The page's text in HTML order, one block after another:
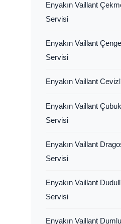
Enyakın Vaillant
Servisi
Enyakın Vaillant
Servisi
Enyakın Vaillant
Enyakın Vaillant
Servisi
Enyakın Vaillant
Servisi
Enyakın Vaillant
Servisi
Enyakın Vaillant